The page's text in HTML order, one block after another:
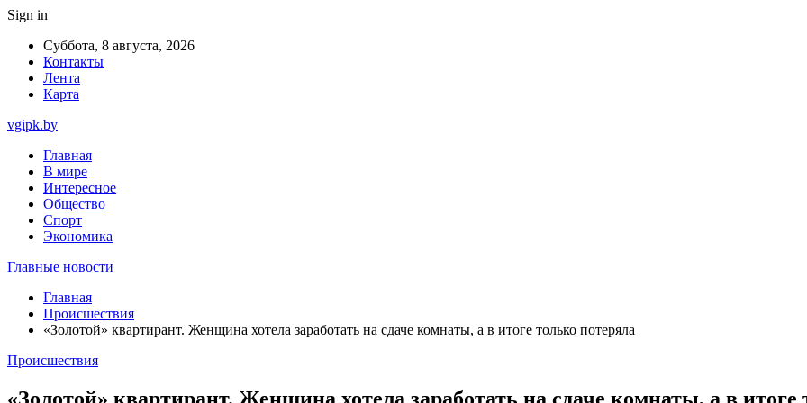
Sign in
Суббота, 8 августа, 2026
Контакты
Лента
Карта
vgipk.by
Главная
В мире
Интересное
Общество
Спорт
Экономика
Главные новости
Главная
Происшествия
«Золотой» квартирант. Женщина хотела заработать на сдаче комнаты, а в итоге только потеряла
Происшествия